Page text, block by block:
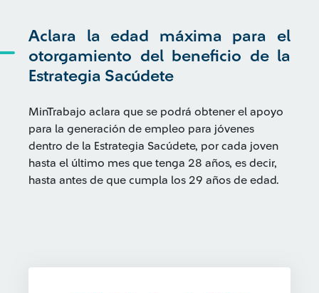
Aclara la edad máxima para el
otorgamiento del beneficio de la
Estrategia Sacúdete
MinTrabajo aclara que se podrá obtener el apoyo
para la generación de empleo para jóvenes
dentro de la Estrategia Sacúdete, por cada joven
hasta el último mes que tenga 28 años, es decir,
hasta antes de que cumpla los 29 años de edad.